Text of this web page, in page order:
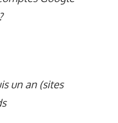
un an (sites